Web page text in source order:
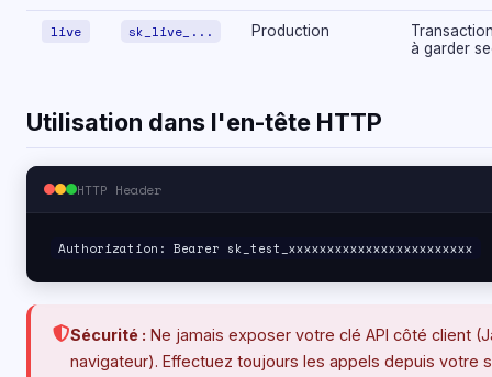
live sk_live_... Production
à garder
Utilisation dans l'en-tête HTTP
HTTP Header
Authorization: Bearer sk_test_xxxxxxxxxxxxxxxxxxxxxxxx
Sécurité : Ne jamais exposer votre clé API côté client
navigateur). Effectuez toujours les appels depuis votre